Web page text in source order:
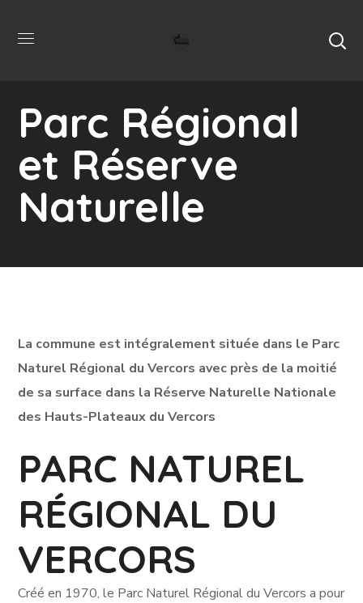
Parc Régional
et Réserve
Naturelle
La commune est intégralement située dans le Parc
Naturel Régional du Vercors avec près de la moitié
de sa surface dans la Réserve Naturelle Nationale
des Hauts-Plateaux du Vercors
PARC NATUREL
RÉGIONAL DU
VERCORS
Créé en 1970, le Parc Naturel Régional du Vercors a pour